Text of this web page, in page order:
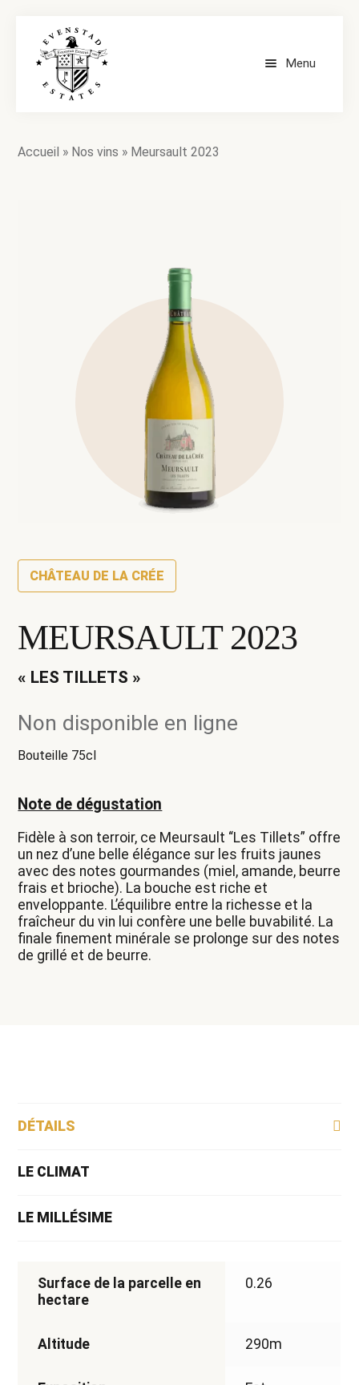
Menu
Accueil » Nos vins » Meursault 2023
CHÂTEAU DE LA CRÉE
MEURSAULT 2023
« LES TILLETS »
Non disponible en ligne
Bouteille 75cl
Note de dégustation
Fidèle à son terroir, ce Meursault “Les Tillets” offre
un nez d’une belle élégance sur les fruits jaunes
avec des notes gourmandes (miel, amande, beurre
frais et brioche). La bouche est riche et
enveloppante. L’équilibre entre la richesse et la
fraîcheur du vin lui confère une belle buvabilité. La
finale finement minérale se prolonge sur des notes
de grillé et de beurre.
DÉTAILS
LE CLIMAT
LE MILLÉSIME
Surface de la parcelle en
hectare
0.26
Altitude 290m